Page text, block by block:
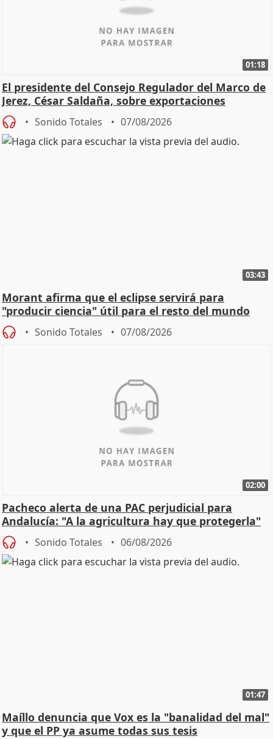
01:18
El presidente del Consejo Regulador del Marco de
Jerez, César Saldaña, sobre exportaciones
Sonido Totales 07/08/2026
03:43
Morant afirma que el eclipse servirá para
"producir ciencia" útil para el resto del mundo
Sonido Totales 07/08/2026
02:00
Pacheco alerta de una PAC perjudicial para
Andalucía: "A la agricultura hay que protegerla"
Sonido Totales 06/08/2026
01:47
Maíllo denuncia que Vox es la "banalidad del mal"
y que el PP ya asume todas sus tesis